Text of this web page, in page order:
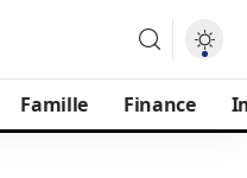
Famille Finance